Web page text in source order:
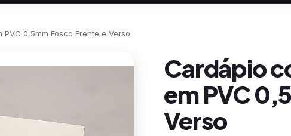
0,5mm Fosco Frente e Verso
Cardápio
em PVC
Verso